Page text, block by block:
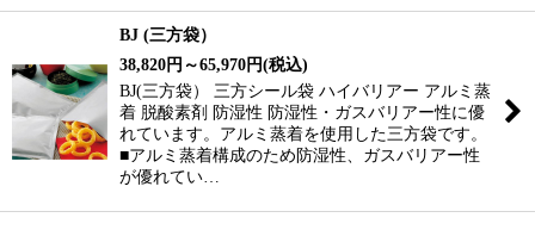
BJ (三方袋）
38,820円 ～65,970円(税込)
BJ(三方袋） 三方シール袋 ハイバリアー アルミ蒸
着 脱酸素剤 防湿性 防湿性・ガスバリアー性に優
れています。アルミ蒸着を使用した三方袋です。
■アルミ蒸着構成のため防湿性、ガスバリアー性
が優れてい…